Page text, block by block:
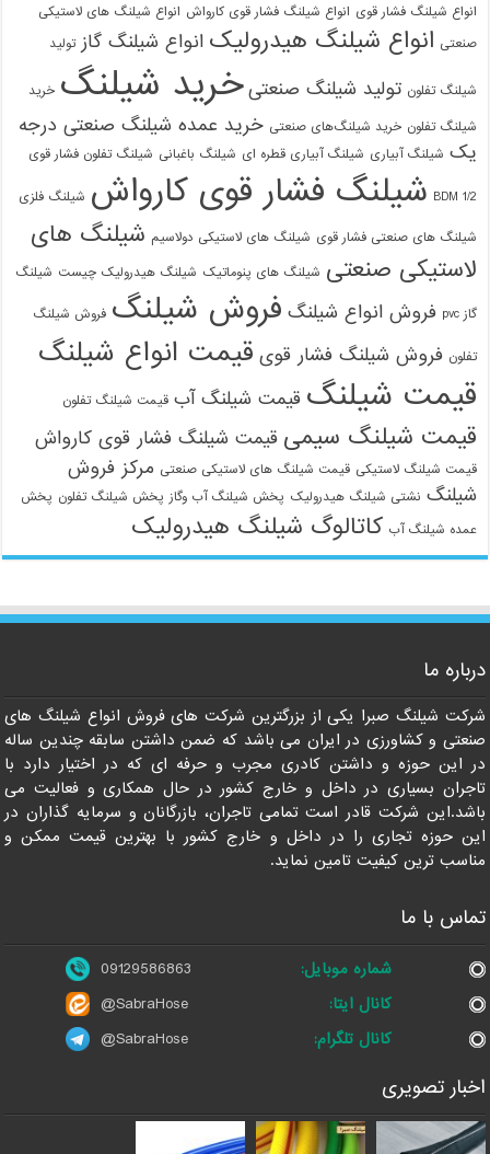
انواع شیلنگ فشار قوی انواع شیلنگ فشار قوی کارواش انواع شیلنگ های لاستیکی
صنعتی انواع شیلنگ هیدرولیک انواع شیلنگ گاز تولید
شیلنگ تفلون تولید شیلنگ صنعتی خرید شیلنگ خرید
شیلنگ تفلون خرید شیلنگ‌های صنعتی خرید عمده شیلنگ صنعتی درجه
یک شیلنگ آبیاری شیلنگ آبیاری قطره ای شیلنگ باغبانی شیلنگ تفلون فشار قوی
1/2 BDM شیلنگ فشار قوی کارواش شیلنگ فلزی
شیلنگ های صنعتی فشار قوی شیلنگ های لاستیکی دولاسیم شیلنگ های
لاستیکی صنعتی شیلنگ های پنوماتیک شیلنگ هیدرولیک چیست شیلنگ
گاز pvc فروش انواع شیلنگ فروش شیلنگ فروش شیلنگ
تفلون فروش شیلنگ فشار قوی قیمت انواع شیلنگ
قیمت شیلنگ قیمت شیلنگ آب قیمت شیلنگ تفلون
قیمت شیلنگ سیمی قیمت شیلنگ فشار قوی کارواش
قیمت شیلنگ لاستیکی قیمت شیلنگ های لاستیکی صنعتی مرکز فروش
شیلنگ نشتی شیلنگ هیدرولیک پخش شیلنگ آب وگاز پخش شیلنگ تفلون پخش
عمده شیلنگ آب کاتالوگ شیلنگ هیدرولیک
درباره ما
شرکت شیلنگ صبرا یکی از بزرگترین شرکت های فروش انواع شیلنگ های
صنعتی و کشاورزی در ایران می باشد که ضمن داشتن سابقه چندین ساله
در این حوزه و داشتن کادری مجرب و حرفه ای که در اختیار دارد با
تاجران بسیاری در داخل و خارج کشور در حال همکاری و فعالیت می
باشد.این شرکت قادر است تمامی تاجران، بازرگانان و سرمایه گذاران در
این حوزه تجاری را در داخل و خارج کشور با بهترین قیمت ممکن و
مناسب ترین کیفیت تامین نماید.
تماس با ما
شماره موبایل:
09129586863
کانال ایتا:
@SabraHose
کانال تلگرام:
@SabraHose
اخبار تصویری
09129586863